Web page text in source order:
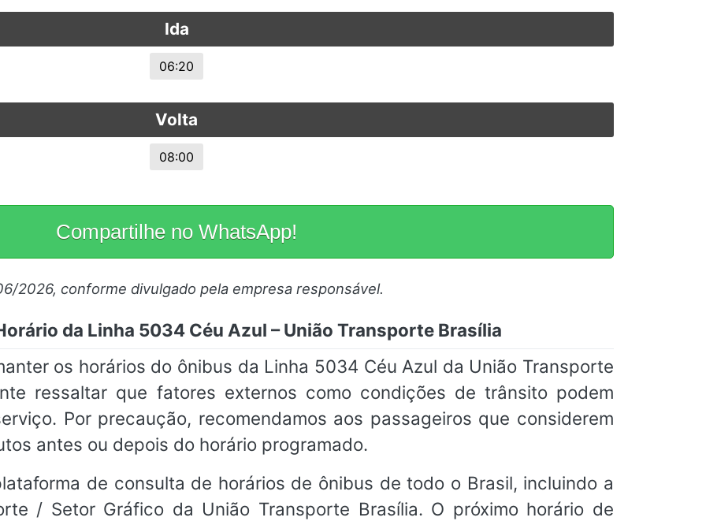
Ida
06:20
Volta
08:00
Compartilhe no WhatsApp!
2026, conforme divulgado pela empresa responsável.
da Linha 5034 Céu Azul – União Transporte Brasília
os horários do ônibus da Linha 5034 Céu Azul da União Transporte
ressaltar que fatores externos como condições de trânsito podem
Por precaução, recomendamos aos passageiros que considerem
antes ou depois do horário programado.
de consulta de horários de ônibus de todo o Brasil, incluindo a
/ Setor Gráfico da União Transporte Brasília. O próximo horário de